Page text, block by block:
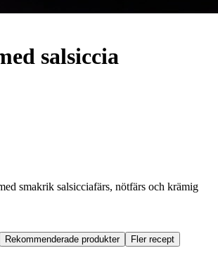
salsiccia
smakrik salsicciafärs, nötfärs och krämig
Rekommenderade produkter
Fler recept